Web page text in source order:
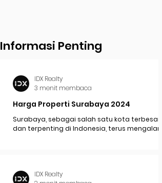
Informasi Penting
Harga Properti Surabaya 2024
Surabaya, sebagai salah satu kota terbesar
dan terpenting di Indonesia, terus mengalami
IDX Realty
3 menit membaca
IDX Realty